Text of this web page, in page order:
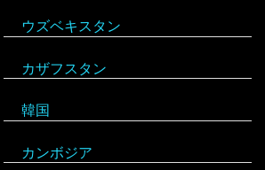
ウズベキスタン
カザフスタン
韓国
カンボジア
スウェーデン
スペイン
スロバキア
スロヴァキア
スロベニア